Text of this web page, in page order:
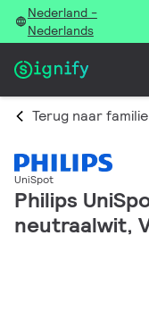
Nederland -
Nederlands
Terug naar familie
UniSpot
Philips
neutraalwit,